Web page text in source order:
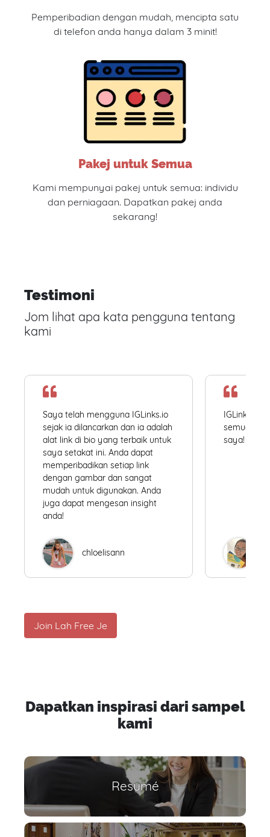
Pemperibadian dengan mudah, mencipta satu
di telefon anda hanya dalam 3 minit!
Pakej untuk Semua
Kami mempunyai pakej untuk semua: individu
dan perniagaan. Dapatkan pakej anda
sekarang!
Testimoni
Jom lihat apa kata pengguna tentang
kami
Saya telah mengguna IGLinks.io
sejak ia dilancarkan dan ia adalah
alat link di bio yang terbaik untuk
saya setakat ini. Anda dapat
memperibadikan setiap link
dengan gambar dan sangat
mudah untuk digunakan. Anda
juga dapat mengesan insight
anda!
chloelisann
IGLinks.io
semua
saya!
Join Lah Free Je
Dapatkan inspirasi dari sampel
kami
Resumé